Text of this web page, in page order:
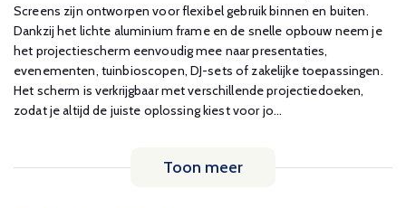
Screens zijn ontworpen voor flexibel gebruik binnen en buiten.
Dankzij het lichte aluminium frame en de snelle opbouw neem je
het projectiescherm eenvoudig mee naar presentaties,
evenementen, tuinbioscopen, DJ-sets of zakelijke toepassingen.
Het scherm is verkrijgbaar met verschillende projectiedoeken,
zodat je altijd de juiste oplossing kiest voor jo...
Toon meer